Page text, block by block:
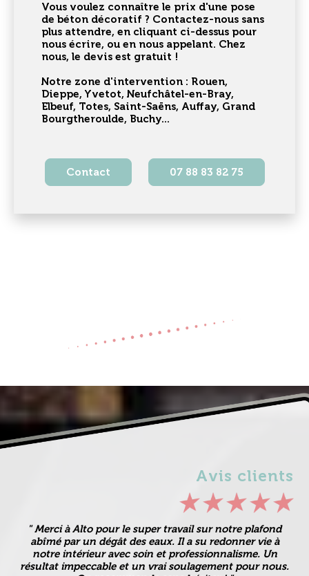
Vous voulez connaître le prix d'une pose
de béton décoratif ? Contactez-nous sans
plus attendre, en cliquant ci-dessus pour
nous écrire, ou en nous appelant. Chez
nous, le devis est gratuit !
Notre zone d'intervention : Rouen,
Dieppe, Yvetot, Neufchâtel-en-Bray,
Elbeuf, Totes, Saint-Saëns, Auffay, Grand
Bourgtheroulde, Buchy...
Contact 07 88 83 82 75
Avis clients
" Merci à Alto pour le super travail sur notre plafond
abîmé par un dégât des eaux. Il a su redonner vie à
notre intérieur avec soin et professionnalisme. Un
résultat impeccable et un vrai soulagement pour nous.